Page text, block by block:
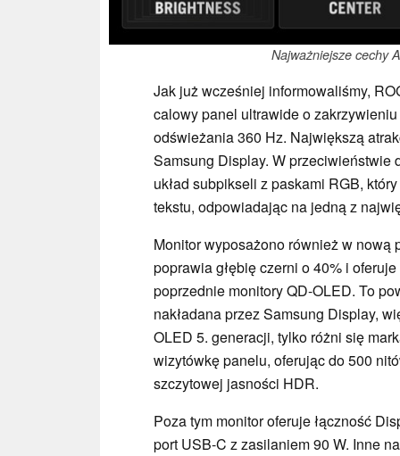
Najważniejsze cechy
Jak już wcześniej informowaliśmy,
calowy panel ultrawide o
odświeżania 360 Hz. Największą
Samsung Display. W
układ subpikseli z paskami RGB,
tekstu, odpowiadając na jedną z
Monitor wyposażono również w nową
poprawia głębię czerni o 40% i
poprzednie monitory QD-OLED. To
nakładana przez Samsung Display,
OLED 5. generacji, tylko różni się
wizytówkę panelu, oferując do 500
szczytowej jasności HDR.
Poza tym monitor oferuje łączność
port USB-C z zasilaniem 90 W. Inne